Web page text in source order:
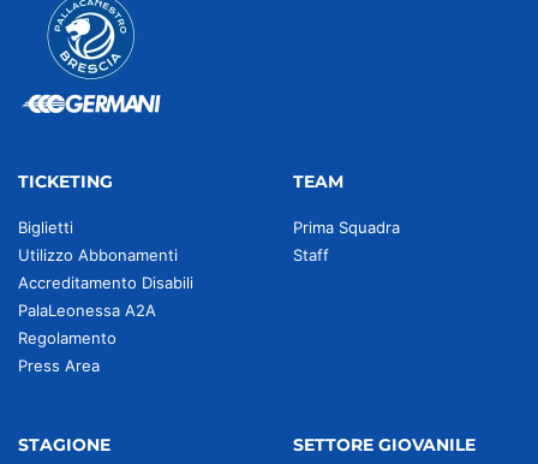
TICKETING
Biglietti
Utilizzo Abbonamenti
Accreditamento Disabili
PalaLeonessa A2A
Regolamento
Press Area
TEAM
Prima Squadra
Staff
STAGIONE SETTORE GIOVANILE